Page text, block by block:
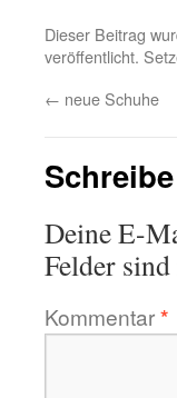
Dieser Beitrag
veröffentlicht.
← neue Schuhe
Deine E-
Felder
Kommentar*